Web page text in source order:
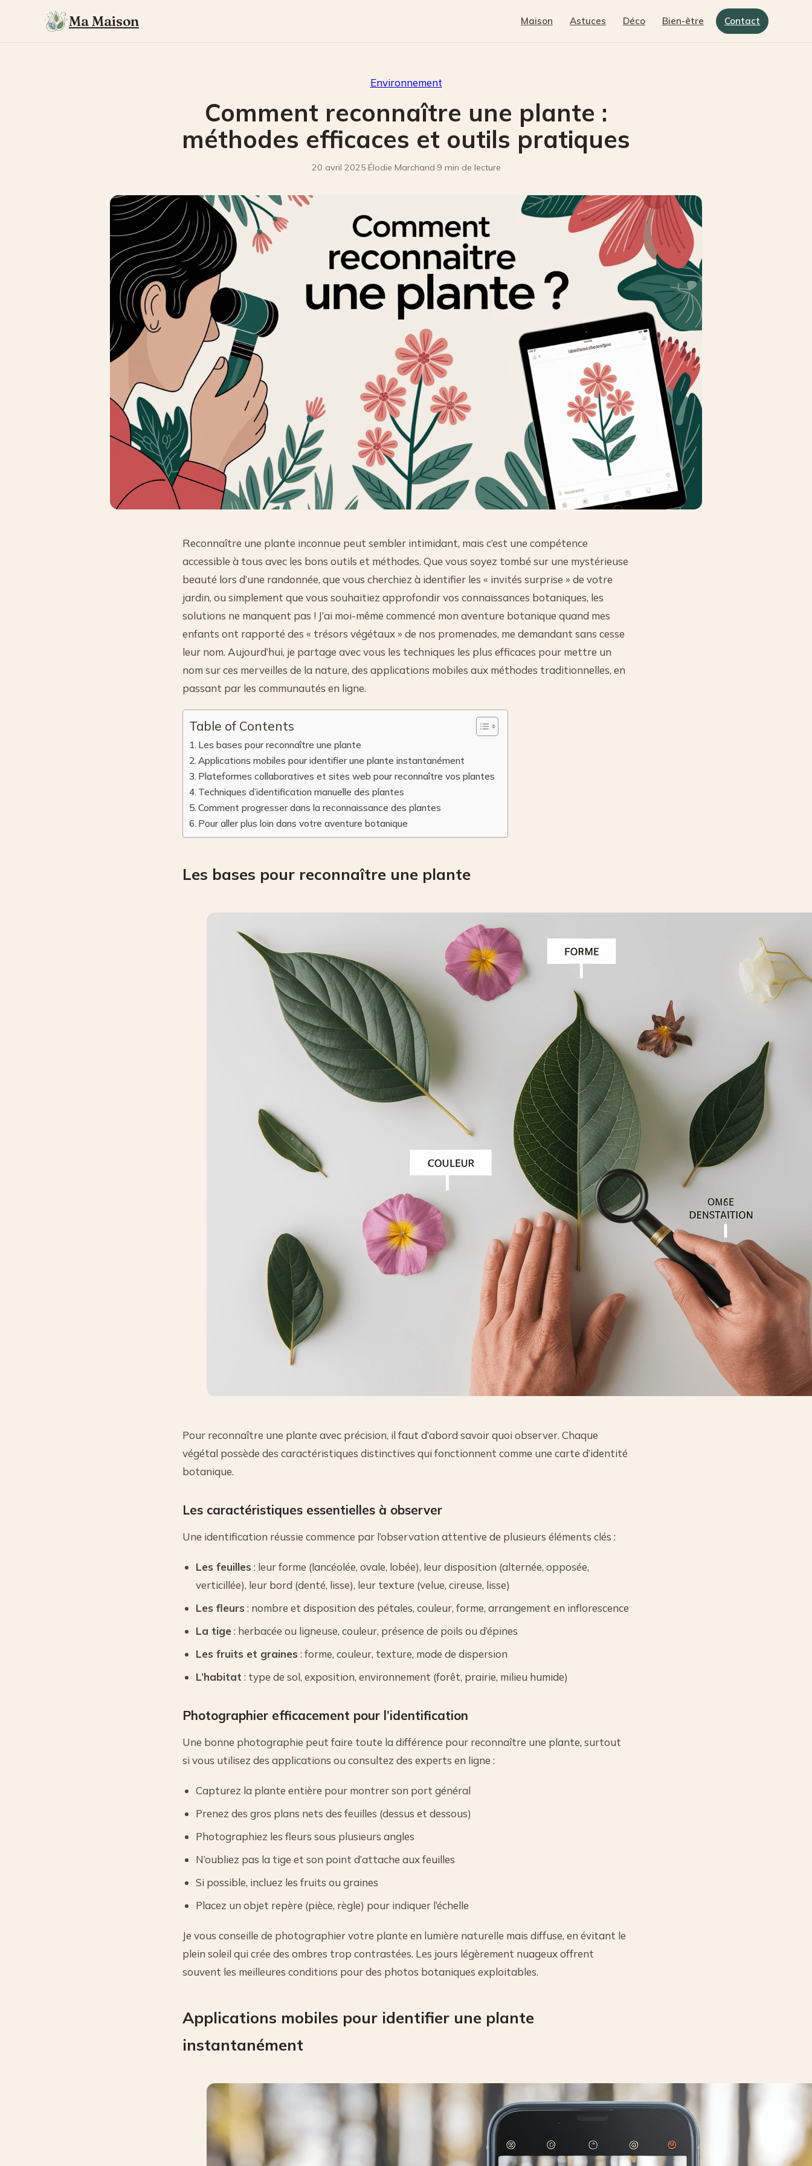
Ma Maison Maison Astuces Déco Bien-être Contact
Environnement
Comment reconnaître une plante :
méthodes efficaces et outils pratiques
20 avril 2025·Élodie Marchand·9 min de lecture
Reconnaître une plante inconnue peut sembler intimidant, mais c’est une compétence
accessible à tous avec les bons outils et méthodes. Que vous soyez tombé sur une mystérieuse
beauté lors d’une randonnée, que vous cherchiez à identifier les « invités surprise » de votre
jardin, ou simplement que vous souhaitiez approfondir vos connaissances botaniques, les
solutions ne manquent pas ! J’ai moi-même commencé mon aventure botanique quand mes
enfants ont rapporté des « trésors végétaux » de nos promenades, me demandant sans cesse
leur nom. Aujourd’hui, je partage avec vous les techniques les plus efficaces pour mettre un
nom sur ces merveilles de la nature, des applications mobiles aux méthodes traditionnelles, en
passant par les communautés en ligne.
Table of Contents
Les bases pour reconnaître une plante
Applications mobiles pour identifier une plante instantanément
Plateformes collaboratives et sites web pour reconnaître vos plantes
Techniques d’identification manuelle des plantes
Comment progresser dans la reconnaissance des plantes
Pour aller plus loin dans votre aventure botanique
Les bases pour reconnaître une plante
Pour reconnaître une plante avec précision, il faut d’abord savoir quoi observer. Chaque
végétal possède des caractéristiques distinctives qui fonctionnent comme une carte d’identité
botanique.
Les caractéristiques essentielles à observer
Une identification réussie commence par l’observation attentive de plusieurs éléments clés :
Les feuilles : leur forme (lancéolée, ovale, lobée), leur disposition (alternée, opposée,
verticillée), leur bord (denté, lisse), leur texture (velue, cireuse, lisse)
Les fleurs : nombre et disposition des pétales, couleur, forme, arrangement en inflorescence
La tige: herbacée ou ligneuse, couleur, présence de poils ou d’épines
Les fruits et graines : forme, couleur, texture, mode de dispersion
L’habitat : type de sol, exposition, environnement (forêt, prairie, milieu humide)
Photographier efficacement pour l’identification
Une bonne photographie peut faire toute la différence pour reconnaître une plante, surtout
si vous utilisez des applications ou consultez des experts en ligne :
Capturez la plante entière pour montrer son port général
Prenez des gros plans nets des feuilles (dessus et dessous)
Photographiez les fleurs sous plusieurs angles
N’oubliez pas la tige et son point d’attache aux feuilles
Si possible, incluez les fruits ou graines
Placez un objet repère (pièce, règle) pour indiquer l’échelle
Je vous conseille de photographier votre plante en lumière naturelle mais diffuse, en évitant le
plein soleil qui crée des ombres trop contrastées. Les jours légèrement nuageux offrent
souvent les meilleures conditions pour des photos botaniques exploitables.
Applications mobiles pour identifier une plante
instantanément